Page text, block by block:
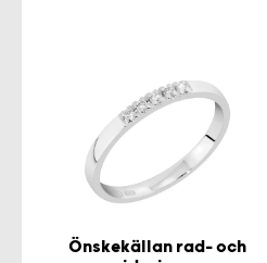
Önskekällan rad- och